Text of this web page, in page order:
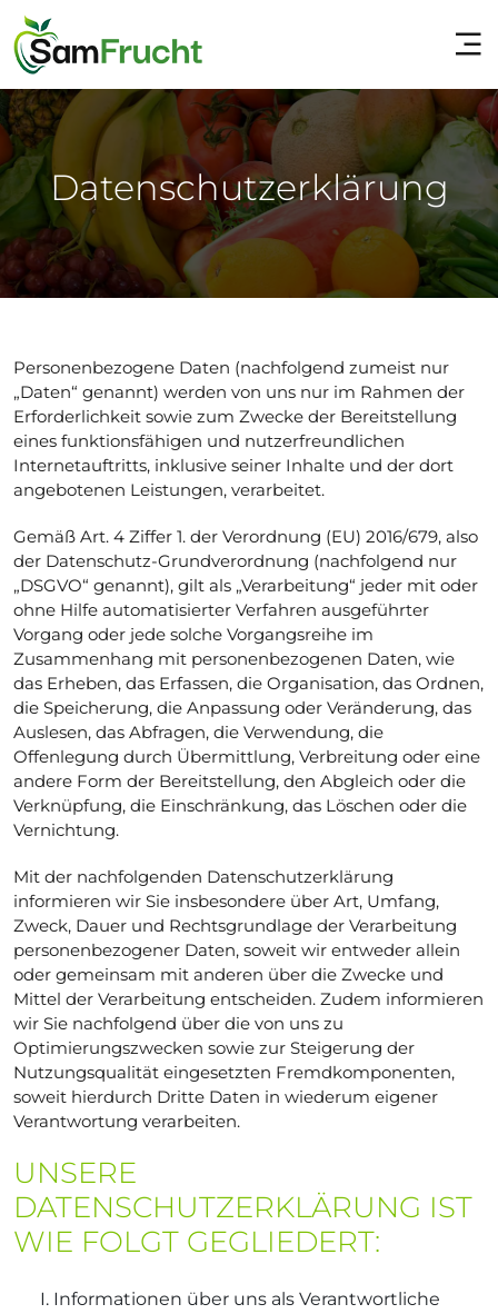
Datenschutzerklärung
Personenbezogene Daten (nachfolgend zumeist nur
„Daten“ genannt) werden von uns nur im Rahmen der
Erforderlichkeit sowie zum Zwecke der Bereitstellung
eines funktionsfähigen und nutzerfreundlichen
Internetauftritts, inklusive seiner Inhalte und der dort
angebotenen Leistungen, verarbeitet.
Gemäß Art. 4 Ziffer 1. der Verordnung (EU) 2016/679, also
der Datenschutz-Grundverordnung (nachfolgend nur
„DSGVO“ genannt), gilt als „Verarbeitung“ jeder mit oder
ohne Hilfe automatisierter Verfahren ausgeführter
Vorgang oder jede solche Vorgangsreihe im
Zusammenhang mit personenbezogenen Daten, wie
das Erheben, das Erfassen, die Organisation, das Ordnen,
die Speicherung, die Anpassung oder Veränderung, das
Auslesen, das Abfragen, die Verwendung, die
Offenlegung durch Übermittlung, Verbreitung oder eine
andere Form der Bereitstellung, den Abgleich oder die
Verknüpfung, die Einschränkung, das Löschen oder die
Vernichtung.
Mit der nachfolgenden Datenschutzerklärung
informieren wir Sie insbesondere über Art, Umfang,
Zweck, Dauer und Rechtsgrundlage der Verarbeitung
personenbezogener Daten, soweit wir entweder allein
oder gemeinsam mit anderen über die Zwecke und
Mittel der Verarbeitung entscheiden. Zudem informieren
wir Sie nachfolgend über die von uns zu
Optimierungszwecken sowie zur Steigerung der
Nutzungsqualität eingesetzten Fremdkomponenten,
soweit hierdurch Dritte Daten in wiederum eigener
Verantwortung verarbeiten.
UNSERE
DATENSCHUTZERKLÄRUNG IST
WIE FOLGT GEGLIEDERT:
I. Informationen über uns als Verantwortliche